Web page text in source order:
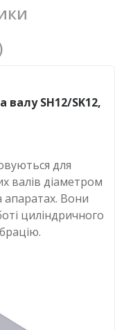
валу SH12/SK12,
для
валів діаметром
апаратах. Вони
циліндричного